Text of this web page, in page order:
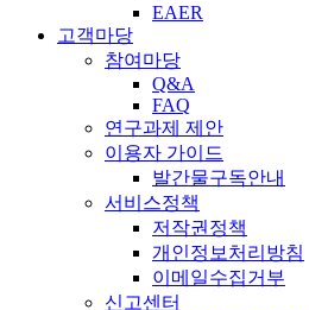
EAER
고객마당
참여마당
Q&A
FAQ
연구과제 제안
이용자 가이드
발간물구독안내
서비스정책
저작권정책
개인정보처리방침
이메일수집거부
신고센터